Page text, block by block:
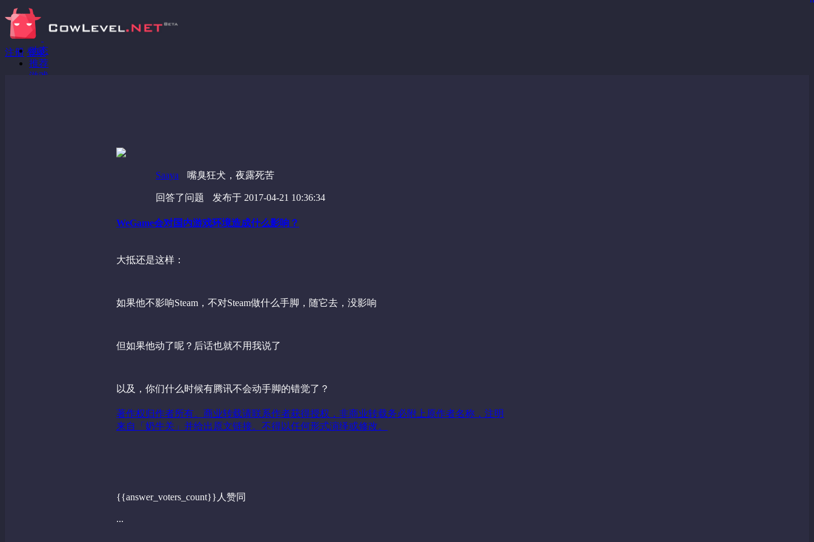
注册 登录
动态
推荐
游戏
Saaya 嘴臭狂犬，夜露死苦
回答了问题 发布于 2017-04-21 10:36:34
WeGame会对国内游戏环境造成什么影响？
大抵还是这样：
如果他不影响Steam，不对Steam做什么手脚，随它去，没影响
但如果他动了呢？后话也就不用我说了
以及，你们什么时候有腾讯不会动手脚的错觉了？
著作权归作者所有。商业转载请联系作者获得授权，非商业转载务必附上原作者名称，注明
来自「奶牛关」并给出原文链接。不得以任何形式演绎或修改。
{{answer_voters_count}}人赞同
...